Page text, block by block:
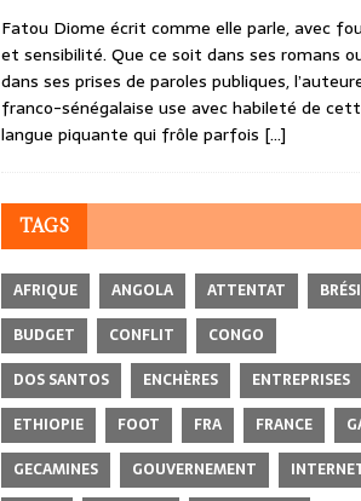
Fatou Diome écrit comme elle parle, avec
et sensibilité. Que ce soit dans ses romans
dans ses prises de paroles publiques,
franco-sénégalaise use avec habileté de
langue piquante qui frôle parfois […]
TAGS
AFRIQUE ANGOLA ATTENTAT
BUDGET
CONFLIT
CONGO
DOS SANTOS
ENCHÈRES
ENTREPRISES
ETHIOPIE
FOOT FRA FRANCE
GECAMINES
GOUVERNEMENT